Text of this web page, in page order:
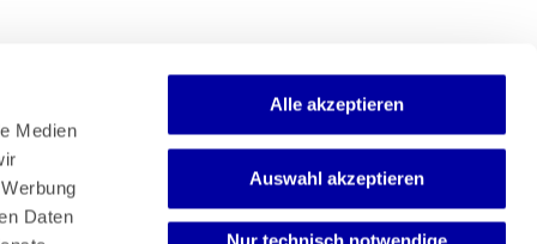
Medien
Daten
Alle akzeptieren
Auswahl akzeptieren
Newsletter
Mediadaten
Media-Center